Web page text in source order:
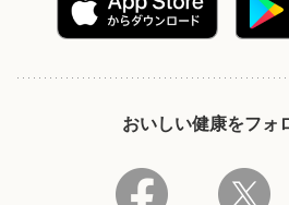
おいしい健康をフォ